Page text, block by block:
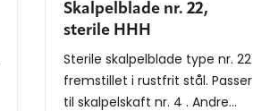
Skalpelblade nr. 22,
sterile HHH
Sterile skalpelblade type nr. 22
fremstillet i rustfrit stål. Passer
til skalpelskaft nr. 4 . Andre...